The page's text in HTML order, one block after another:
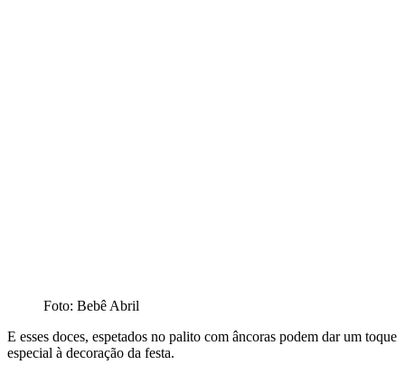
Foto: Bebê Abril
E esses doces, espetados no palito com âncoras podem dar um toque
especial à decoração da festa.